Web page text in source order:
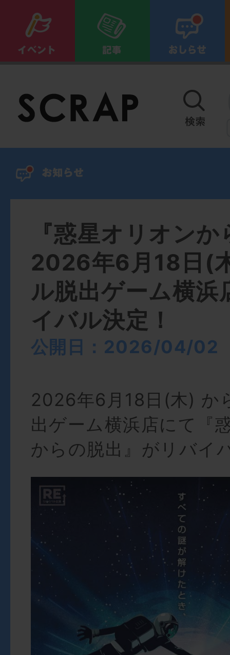
『惑星オリオン
2026年6月18日(
ル脱出ゲーム横浜
イバル決定！
公開日：2026/04/02
2026年6月18日(木) か
出ゲーム横浜店にて
『
からの脱出』がリバイ